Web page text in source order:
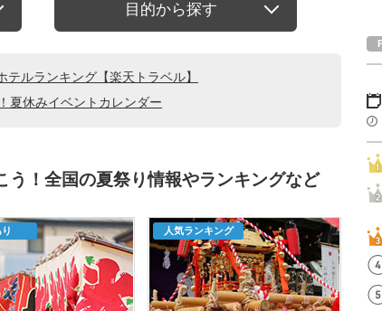
目的から探す
ルランキング【楽天トラベル】
夏休みイベントカレンダー
！全国の夏祭り情報やランキングなど
人気ランキング